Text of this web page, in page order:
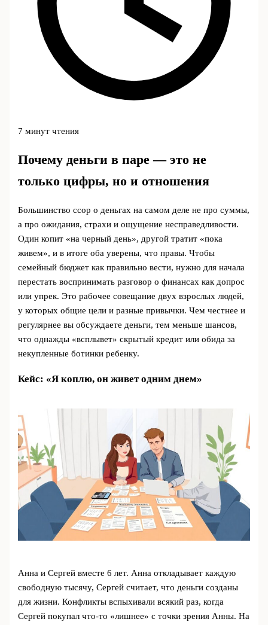
7 минут чтения
Почему деньги в паре — это не
только цифры, но и отношения
Большинство ссор о деньгах на самом деле не про суммы,
а про ожидания, страхи и ощущение несправедливости.
Один копит «на черный день», другой тратит «пока
живем», и в итоге оба уверены, что правы. Чтобы
семейный бюджет как правильно вести, нужно для начала
перестать воспринимать разговор о финансах как допрос
или упрек. Это рабочее совещание двух взрослых людей,
у которых общие цели и разные привычки. Чем честнее и
регулярнее вы обсуждаете деньги, тем меньше шансов,
что однажды «всплывет» скрытый кредит или обида за
некупленные ботинки ребенку.
Кейс: «Я коплю, он живет одним днем»
Анна и Сергей вместе 6 лет. Анна откладывает каждую
свободную тысячу, Сергей считает, что деньги созданы
для жизни. Конфликты вспыхивали всякий раз, когда
Сергей покупал что-то «лишнее» с точки зрения Анны. На